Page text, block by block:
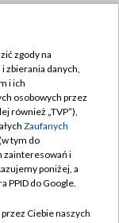
zgody na
zbierania danych,
i ich
osobowych przez
również „TVP”),
Zaufanych
tym do
zainteresowań i
poniżej, a
PPID do Google.
Ciebie naszych